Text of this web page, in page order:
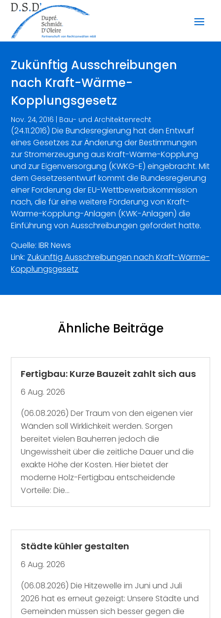
Zukünftig Ausschreibungen
nach Kraft-Wärme-
Kopplungsgesetz
Nov. 24, 2016 | Bau- und Architektenrecht
(24.11.2016) Die Bundesregierung hat den Entwurf
eines Gesetzes zur Änderung der Bestimmungen
zur Stromerzeugung aus Kraft-Wärme-Kopplung
und zur Eigenversorgung (KWKG-E) eingebracht. Mit
dem Gesetzesentwurf kommt die Bundesregierung
einer Forderung der EU-Wettbewerbskommission
nach, die für eine weitere Förderung von Kraft-
Wärme-Kopplung-Anlagen (KWK-Anlagen) die
Einführung von Ausschreibungen gefordert hatte.
Quelle: IBR News
Link: Zukünftig Ausschreibungen nach Kraft-Wärme-
Kopplungsgesetz
Ähnliche Beiträge
Fertigbau: Kurze Bauzeit zahlt sich aus
6 Aug. 2026
(06.08.2026) Der Traum von den eigenen vier
Wänden soll Wirklichkeit werden. Sorgen
bereitet vielen Bauherren jedoch die
Ungewissheit über die zeitliche Dauer und die
exakte Höhe der Kosten. Hier bietet der
moderne Holz-Fertigbau entscheidende
Vorteile: Die...
Städte kühler gestalten
6 Aug. 2026
(06.08.2026) Die Hitzewelle im Juni und Juli
2026 hat es erneut gezeigt: Unsere Städte und
Gemeinden müssen sich besser gegen die